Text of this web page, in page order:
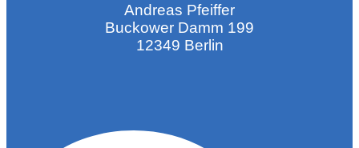
Andreas Pfeiffer
Buckower Damm 199
12349 Berlin